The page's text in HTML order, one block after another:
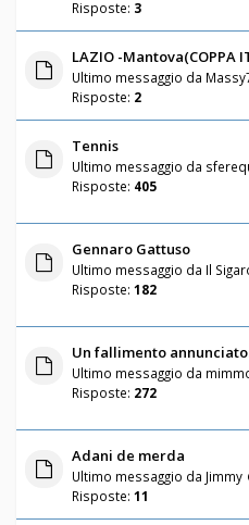
Risposte: 3
LAZIO -Mantova(COPPA
Ultimo messaggio da
Risposte: 2
Tennis
Ultimo messaggio da
Risposte: 405
Gennaro Gattuso
Ultimo messaggio da Il
Risposte: 182
Un fallimento
Ultimo messaggio da
Risposte: 272
Adani de merda
Ultimo messaggio da Jimmy
Risposte: 11